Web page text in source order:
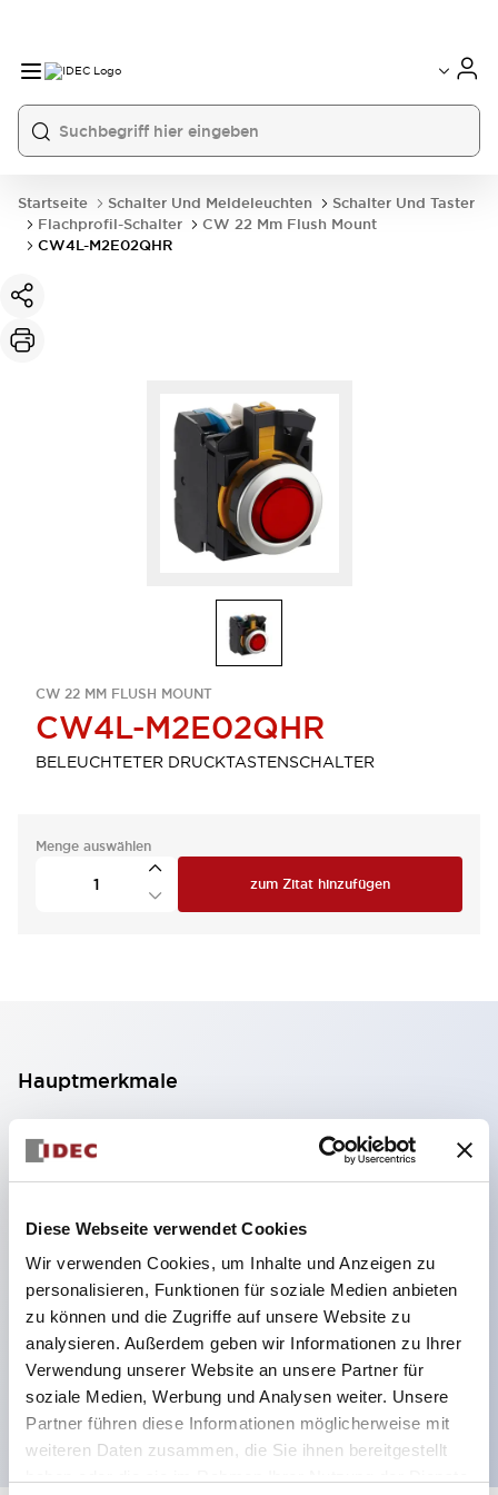
Diese Webseite verwendet Cookies
Wir verwenden Cookies, um Inhalte und Anzeigen zu
personalisieren, Funktionen für soziale Medien anbieten
zu können und die Zugriffe auf unsere Website zu
analysieren. Außerdem geben wir Informationen zu Ihrer
Verwendung unserer Website an unsere Partner für
soziale Medien, Werbung und Analysen weiter. Unsere
Partner führen diese Informationen möglicherweise mit
weiteren Daten zusammen, die Sie ihnen bereitgestellt
Startseite Schalter Und Meldeleuchten
Schalter Und Taster
Flachprofil-Schalter
CW 22 Mm Flush Mount
CW4L-M2E02QHR
CW 22 MM FLUSH MOUNT
CW4L-M2E02QHR
BELEUCHTETER DRUCKTASTENSCHALTER
Menge auswählen
zum Zitat hinzufügen
Hauptmerkmale
2-Kontakt-Block mit 2 Stufen, ermöglicht eine 4-
Kontakt-Konfiguration (Gewährleistung der
Paneltiefe 39,9 mm (※ 11-stufiger Kontaktblock),
59,9 mm (※ 22-stufiger Kontaktblock).
Platzsparendes Design möglich.
Sicherheitsstruktur der 3. Generation: 2-Aktions-
Freisetzung, integrierter Schutz, IP20-
Fingerschutzstruktur